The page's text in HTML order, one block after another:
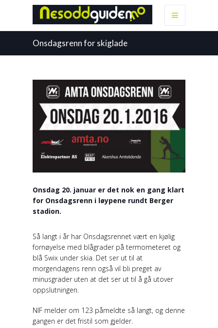
Onsdagsrenn for skiglade
Onsdag 20. januar er det nok en gang klart
for Onsdagsrenn i løypene rundt Berger
stadion.
Så langt i år har Onsdagsrennet vært en kjølig
fornøyelse med blågrader på termometeret og
blå Swix under skia. Det ser ut til at
morgendagens renn også vil bli preget av
minusgrader uten at det ser ut til å gå utover
oppslutningen.
NIF melder om 123 påmeldte så langt, og denne
gangen er det fristil som gjelder.